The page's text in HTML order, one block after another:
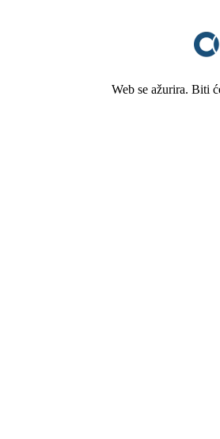
Web se ažurira. Biti